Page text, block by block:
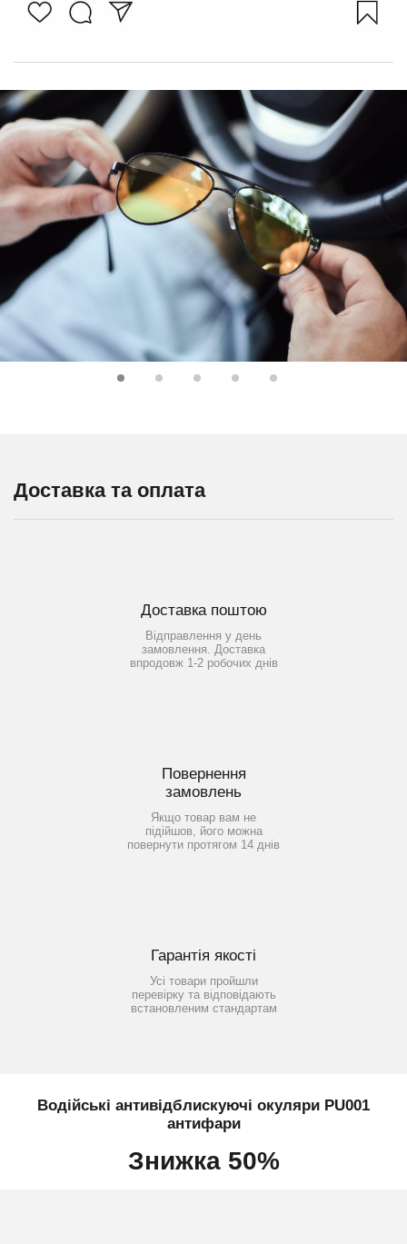
Доставка та оплата
Доставка поштою
Відправлення у день
замовлення. Доставка
впродовж 1-2 робочих днів
Повернення
замовлень
Якщо товар вам не
підійшов, його можна
повернути протягом 14 днів
Гарантія якості
Усі товари пройшли
перевірку та відповідають
встановленим стандартам
Водійські антивідблискуючі окуляри PU001
антифари
Знижка 50%